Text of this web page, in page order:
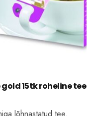
15tk roheline tee
lõhnastatud tee.